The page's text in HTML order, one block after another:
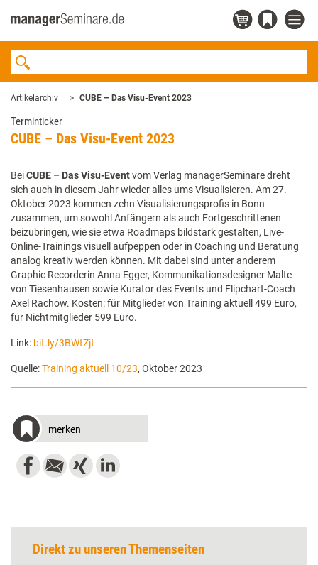
Artikelarchiv CUBE – Das Visu-Event 2023
Terminticker
CUBE – Das Visu-Event 2023
BeiCUBE – Das Visu-Eventvom Verlag managerSeminare dreht
sich auch in diesem Jahr wieder alles ums Visualisieren. Am 27.
Oktober 2023 kommen zehn Visualisierungsprofis in Bonn
zusammen, um sowohl Anfängern als auch Fortgeschrittenen
beizubringen, wie sie etwa Roadmaps bildstark gestalten, Live-
Online-Trainings visuell aufpeppen oder in Coaching und Beratung
analog kreativ werden können. Mit dabei sind unter anderem
Graphic Recorderin Anna Egger, Kommunikationsdesigner Malte
von Tiesenhausen sowie Kurator des Events und Flipchart-Coach
Axel Rachow. Kosten: für Mitglieder von Training aktuell 499 Euro,
für Nichtmitglieder 599 Euro.
Link: bit.ly/3BWtZjt
Quelle:Training aktuell 10/23, Oktober 2023
merken
Direkt zu unseren Themenseiten